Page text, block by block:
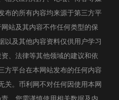
布的所有内容均来源于第三方平
站及其内容不作任何类型的保
以及其他内容资料仅供用户学习
、法律等其他领域的建议和依
方平台在本网站发布的任何内容
关。币利网不对任何因使用本网